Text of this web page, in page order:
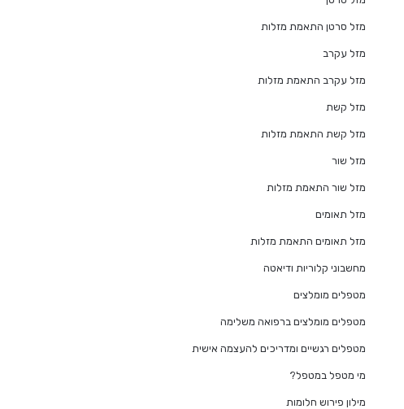
מזל סרטן התאמת מזלות
מזל עקרב
מזל עקרב התאמת מזלות
מזל קשת
מזל קשת התאמת מזלות
מזל שור
מזל שור התאמת מזלות
מזל תאומים
מזל תאומים התאמת מזלות
מחשבוני קלוריות ודיאטה
מטפלים מומלצים
מטפלים מומלצים ברפואה משלימה
מטפלים רגשיים ומדריכים להעצמה אישית
מי מטפל במטפל?
מילון פירוש חלומות